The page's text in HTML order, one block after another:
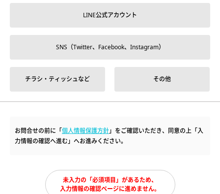
LINE公式アカウント
SNS（Twitter、Facebook、Instagram）
チラシ・ティッシュなど その他
お問合せの前に「個人情報保護方針」をご確認いただき、同意の上「入
力情報の確認へ進む」へお進みください。
未入力の「必須項目」があるため、
入力情報の確認ページに進めません。